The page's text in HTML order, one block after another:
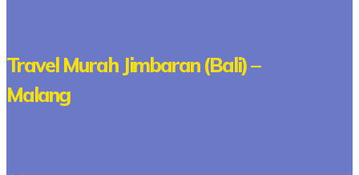
Travel Murah Jimbaran (Bali) –
Malang